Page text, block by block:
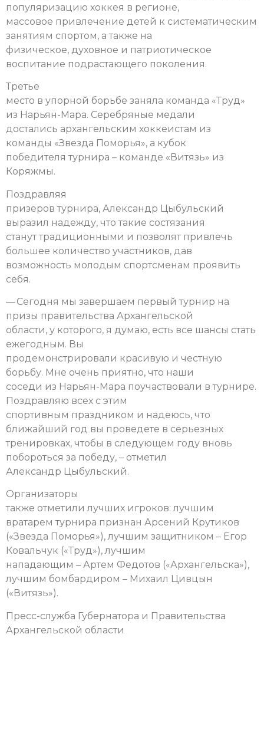
популяризацию хоккея в регионе,
массовое привлечение детей к систематическим
занятиям спортом, а также на
физическое, духовное и патриотическое
воспитание подрастающего поколения.
Третье
место в упорной борьбе заняла команда «Труд»
из Нарьян-Мара. Серебряные медали
достались архангельским хоккеистам из
команды «Звезда Поморья», а кубок
победителя турнира – команде «Витязь» из
Коряжмы.
Поздравляя
призеров турнира, Александр Цыбульский
выразил надежду, что такие состязания
станут традиционными и позволят привлечь
большее количество участников, дав
возможность молодым спортсменам проявить
себя.
— Сегодня мы завершаем первый турнир на
призы правительства Архангельской
области, у которого, я думаю, есть все шансы стать
ежегодным. Вы
продемонстрировали красивую и честную
борьбу. Мне очень приятно, что наши
соседи из Нарьян-Мара поучаствовали в турнире.
Поздравляю всех с этим
спортивным праздником и надеюсь, что
ближайший год вы проведете в серьезных
тренировках, чтобы в следующем году вновь
побороться за победу, – отметил
Александр Цыбульский.
Организаторы
также отметили лучших игроков: лучшим
вратарем турнира признан Арсений Крутиков
(«Звезда Поморья»), лучшим защитником – Егор
Ковальчук («Труд»), лучшим
нападающим – Артем Федотов («Архангельска»),
лучшим бомбардиром – Михаил Цивцын
(«Витязь»).
Пресс-служба Губернатора и Правительства
Архангельской области